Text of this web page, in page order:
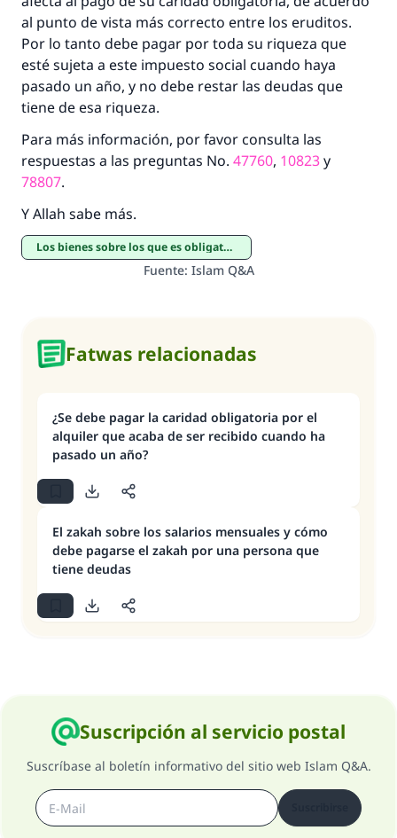
al punto de vista más correcto entre los eruditos.
Por lo tanto debe pagar por toda su riqueza que
esté sujeta a este impuesto social cuando haya
pasado un año, y no debe restar las deudas que
tiene de esa riqueza.
Para más información, por favor consulta las
respuestas a las preguntas No. 47760, 10823y
78807.
Y Allah sabe más.
Los bienes sobre los que es obligatorio pagar Zakat
Fuente: Islam Q&A
Fatwas relacionadas
¿Se debe pagar la caridad obligatoria por el
alquiler que acaba de ser recibido cuando ha
pasado un año?
El zakah sobre los salarios mensuales y cómo
debe pagarse el zakah por una persona que
tiene deudas
Suscripción al servicio postal
Suscríbase al boletín informativo del sitio web Islam Q&A.